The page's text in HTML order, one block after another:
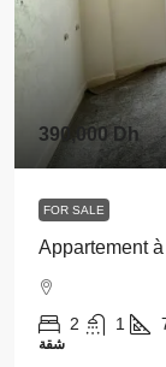
390,000 Dh
FOR SALE
Appartement
2 1
شقة